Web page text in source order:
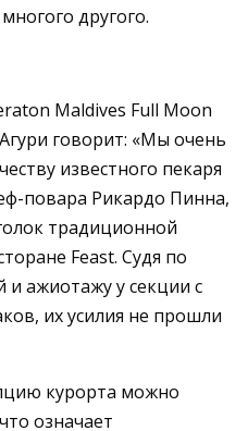
другого.
Maldives Full Moon
говорит: «Мы очень
известного пекаря
повара Рикардо Пинна,
традиционной
Feast. Судя по
и ажиотажу у секции с
их усилия не прошли
курорта можно
означает